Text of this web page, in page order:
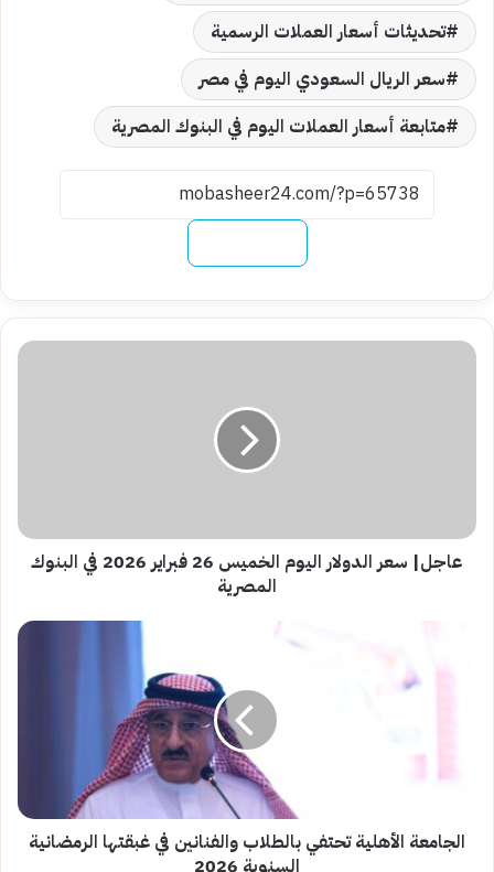
تحديثات أسعار العملات الرسمية
سعر الريال السعودي اليوم في مصر
متابعة أسعار العملات اليوم في البنوك المصرية
عاجل|
في
البنوك
عاجل| سعر الدولار اليوم الخميس 26 فبراير 2026 في البنوك
المصرية
2026
الجامعة الأهلية تحتفي بالطلاب والفنانين في غبقتها الرمضانية